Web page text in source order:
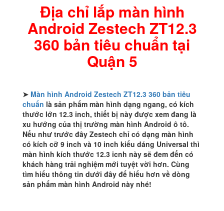
Quận
Địa chỉ lắp màn hình
Android Zestech ZT12.3
360 bản tiêu chuẩn tại
Quận 5
➤ Màn hình Android Zestech ZT12.3 360 bản tiêu
chuẩn là sản phẩm màn hình dạng ngang, có kích
thước lớn 12.3 inch, thiết bị này được xem đang là
xu hướng của thị trường màn hình Android ô tô.
Nếu như trước đây Zestech chỉ có dạng màn hình
có kích cỡ 9 inch và 10 inch kiểu dáng Universal thì
màn hình kích thước 12.3 icnh này sẽ đem đến có
khách hàng trải nghiệm mới tuyệt vời hơn. Cùng
tìm hiểu thông tin dưới đây để hiểu hơn về dòng
sản phẩm màn hình Android này nhé!